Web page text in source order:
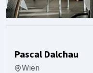
Pascal Dalchau
Wien